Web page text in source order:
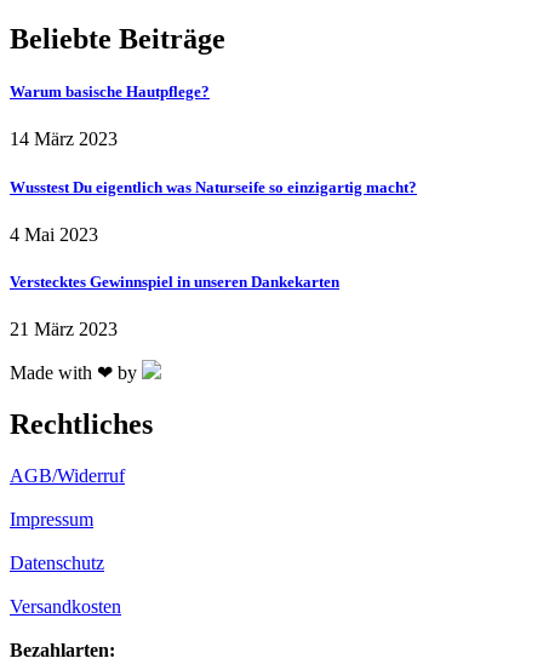
Beliebte Beiträge
Warum basische Hautpflege?
14 März 2023
Wusstest Du eigentlich was Naturseife so einzigartig macht?
4 Mai 2023
Verstecktes Gewinnspiel in unseren Dankekarten
21 März 2023
Made with ❤ by
Rechtliches
AGB/Widerruf
Impressum
Datenschutz
Versandkosten
Bezahlarten: